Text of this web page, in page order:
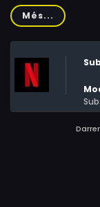
preparan para
Ángeles.
Més...